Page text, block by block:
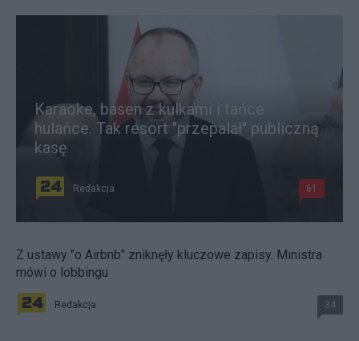
Karaoke, basen z kulkami i tańce
hulańce. Tak resort "przepalał" publiczną
kasę
Redakcja 61
Z ustawy "o Airbnb" zniknęły kluczowe zapisy. Ministra
mówi o lobbingu
Redakcja 34